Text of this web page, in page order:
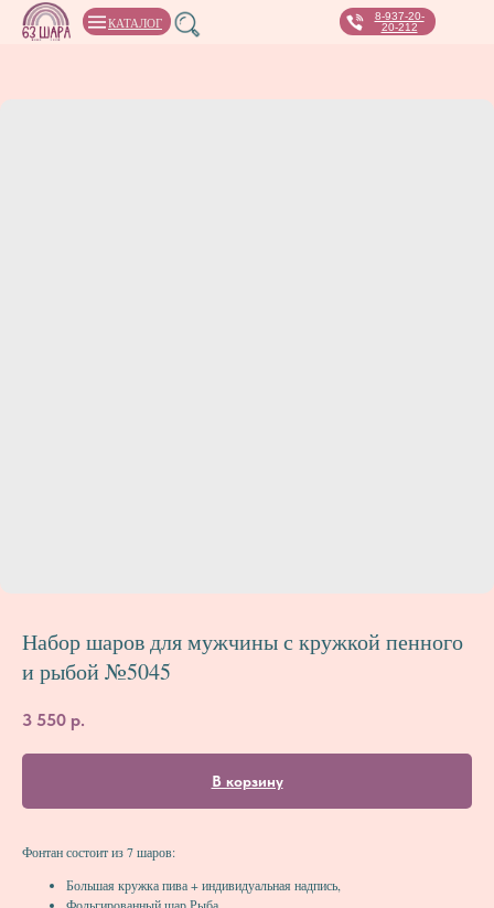
8-937-20-
20-212
КАТАЛОГ
Набор шаров для мужчины с кружкой пенного
и рыбой №5045
3 550 р.
В корзину
Фонтан состоит из 7 шаров:
Большая кружка пива + индивидуальная надпись,